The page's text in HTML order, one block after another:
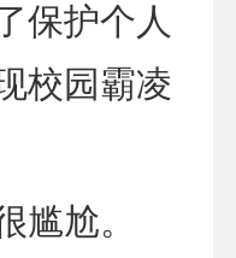
保护个人
校园霸凌
尬。